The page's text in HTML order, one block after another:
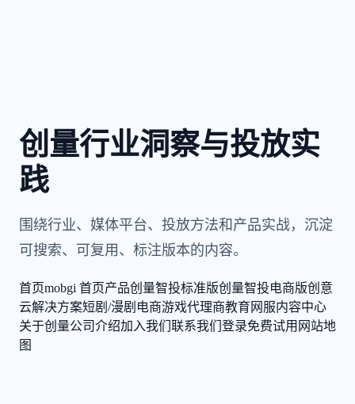
创量行业洞察与投放实
践
围绕行业、媒体平台、投放方法和产品实战，沉淀
可搜索、可复用、标注版本的内容。
首页mobgi 首页产品创量智投标准版创量智投电商版创意
云解决方案短剧/漫剧 电商游戏代理商教育 网服内容中心
关于创量公司介绍加入我们 联系我们 登录免费试用 网站地
图